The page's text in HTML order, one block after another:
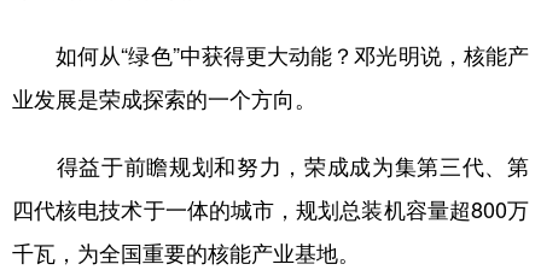
如何从“绿色”中获得更大动能？邓光明说，核能产
业发展是荣成探索的一个方向。
得益于前瞻规划和努力，荣成成为集第三代、第
四代核电技术于一体的城市，规划总装机容量超800万
千瓦，为全国重要的核能产业基地。